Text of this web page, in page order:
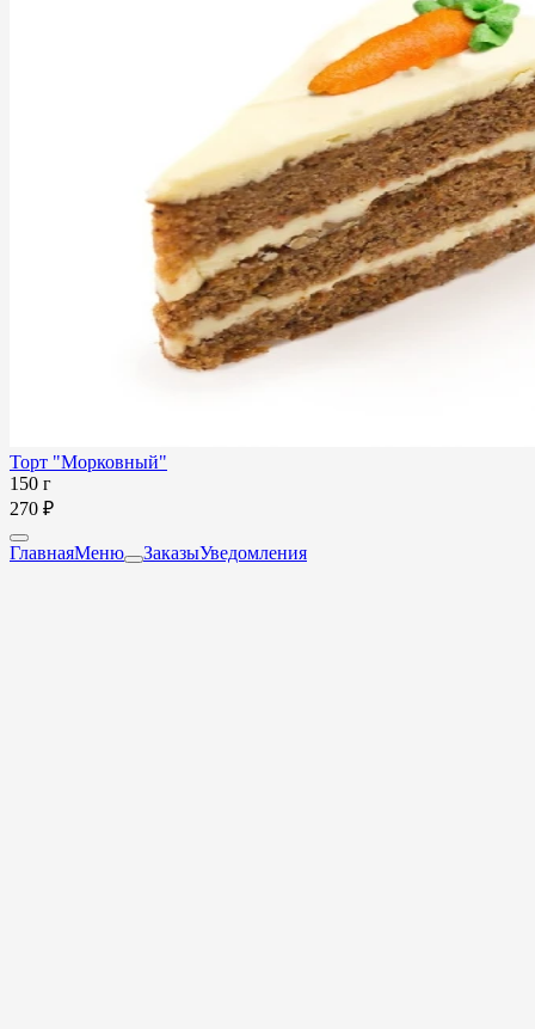
Торт "Морковный"
150 г
270 ₽
ГлавнаяМеню ЗаказыУведомления